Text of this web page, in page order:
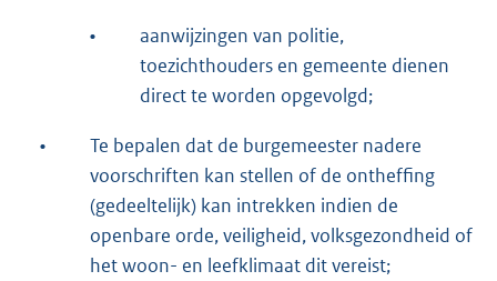
•
aanwijzingen van politie,
toezichthouders en gemeente dienen
direct te worden opgevolgd;
•
Te bepalen dat de burgemeester nadere
voorschriften kan stellen of de ontheffing
(gedeeltelijk) kan intrekken indien de
openbare orde, veiligheid, volksgezondheid of
het woon- en leefklimaat dit vereist;